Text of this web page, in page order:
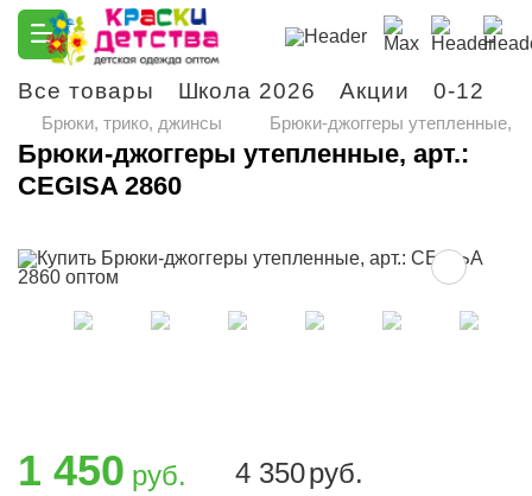
Все товары Школа 2026 Акции 0-12
Брюки, трико, джинсы Брюки-джоггеры утепленные,
Брюки-джоггеры утепленные, арт.:
CEGISA 2860
1 450 руб. 4 350руб.